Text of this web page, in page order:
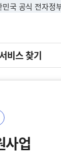
국 공식 전자정
비스 찾기
사업